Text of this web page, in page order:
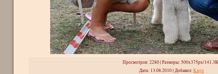
Просмотров: 2280 |Размеры: 500x375px/
Дата: 13.08.2010 |Добавил: Kalju